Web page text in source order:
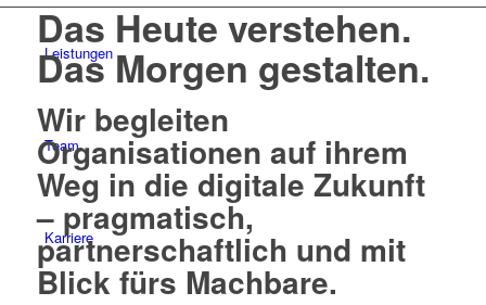
Leistungen
Team
Karriere
Das Heute verstehen.
Das Morgen gestalten.
Wir begleiten
Organisationen auf ihrem
Weg in die digitale Zukunft
– pragmatisch,
partnerschaftlich und mit
Blick fürs Machbare.